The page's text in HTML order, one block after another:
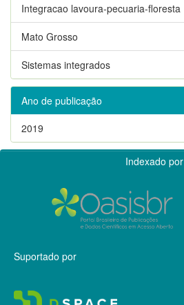
Integracao lavoura-pecuaria-floresta
Mato Grosso
Sistemas integrados
Ano de publicação
2019
Indexado por
Suportado por